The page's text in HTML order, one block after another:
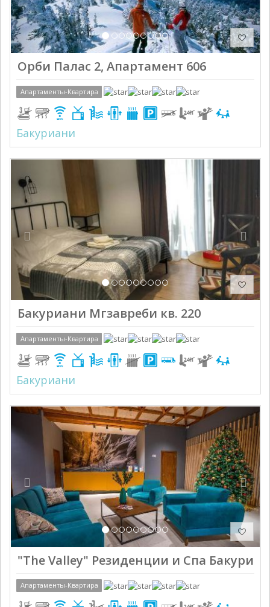
Орби Палас 2, Апартамент 606
Апартаменты-Квартира
Бакуриани
Previous
Бакуриани Мгзавреби кв. 220
Апартаменты-Квартира
Бакуриани
Previous Next
"The Valley" Резиденции и Спа
Апартаменты-Квартира